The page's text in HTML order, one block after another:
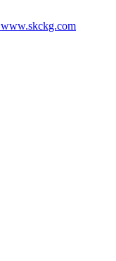
www.skckg.com